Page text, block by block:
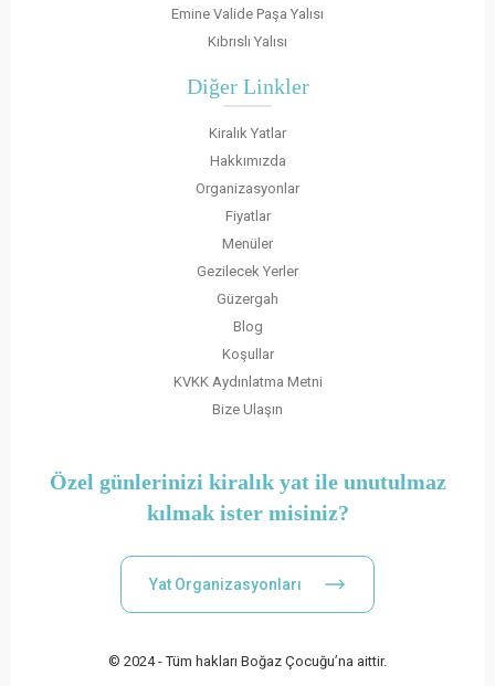
Emine Valide Paşa Yalısı
Kıbrıslı Yalısı
Diğer Linkler
Kiralık Yatlar
Hakkımızda
Organizasyonlar
Fiyatlar
Menüler
Gezilecek Yerler
Güzergah
Blog
Koşullar
KVKK Aydınlatma Metni
Bize Ulaşın
Özel günlerinizi kiralık yat ile unutulmaz
kılmak ister misiniz?
Yat Organizasyonları
© 2024 - Tüm hakları Boğaz Çocuğu’na aittir.